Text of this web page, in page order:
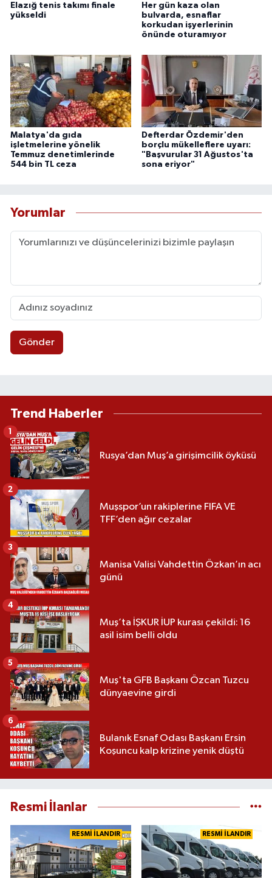
Elazığ tenis takımı finale
yükseldi
Her gün kaza olan
bulvarda, esnaflar
korkudan işyerlerinin
önünde oturamıyor
Malatya'da gıda
işletmelerine yönelik
Temmuz denetimlerinde
544 bin TL ceza
Defterdar Özdemir'den
borçlu mükelleflere uyarı:
"Başvurular 31 Ağustos'ta
sona eriyor"
Yorumlar
Gönder
Trend Haberler
Rusya’dan Muş’a girişimcilik öyküsü
1
Muşspor’un rakiplerine FIFA VE
TFF’den ağır cezalar
2
Manisa Valisi Vahdettin Özkan’ın acı
günü
3
Muş’ta İŞKUR İUP kurası çekildi: 16
asil isim belli oldu
4
Muş'ta GFB Başkanı Özcan Tuzcu
dünyaevine girdi
5
Bulanık Esnaf Odası Başkanı Ersin
Koşuncu kalp krizine yenik düştü
6
Resmi İlanlar
RESMİ İLANDIR RESMİ İLANDIR